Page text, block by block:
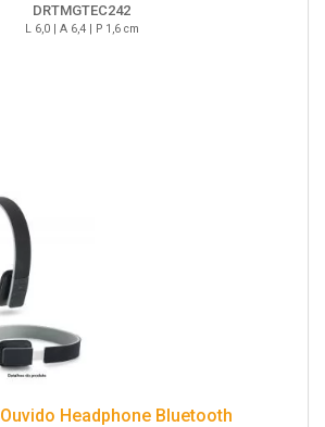
DRTMGTEC242
L 6,0 | A 6,4 | P 1,6 cm
Headphone Bluetooth